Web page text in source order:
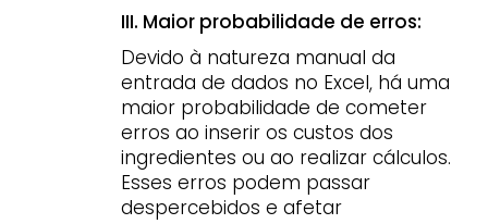
III. Maior probabilidade de erros:
Devido à natureza manual da
entrada de dados no Excel, há uma
maior probabilidade de cometer
erros ao inserir os custos dos
ingredientes ou ao realizar cálculos.
Esses erros podem passar
despercebidos e afetar